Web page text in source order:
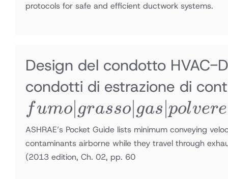
protocols for safe and efficient ductwork systems.
Design del condotto HVAC-
condotti di estrazione di
fumo∣ grasso∣ gas∣polv
ASHRAE’s Pocket Guide lists minimum conveying
contaminants airborne while they travel through
(2013 edition, Ch. 02, pp. 60